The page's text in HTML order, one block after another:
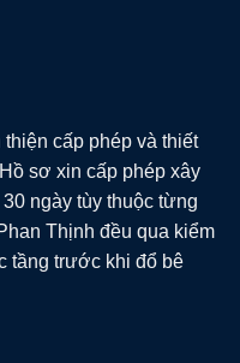
cấp phép và thiết
sơ xin cấp phép xây
ngày tùy thuộc từng
Thịnh đều qua kiểm
tầng trước khi đổ bê